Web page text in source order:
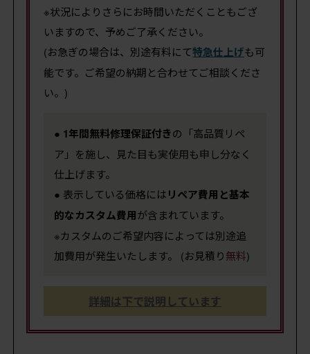
※状況によりさらにお時間いただくこともござ
いますので、予めご了承ください。
(お急ぎの場合は、別途有料にて特急仕上げも可
能です。ご希望の納期と合わせてご相談くださ
い。)
● 1年間無料修理保証付きの「高品質リペ
ア」を施し、見た目も実使用も申し分なく
仕上げます。
● 表示している価格にはリペア費用と基本
的なカスタム費用が含まれています。
※カスタムのご希望内容によっては別途追
加費用が発生いたします。 (お見積り無料)
詳細は下で説明しています